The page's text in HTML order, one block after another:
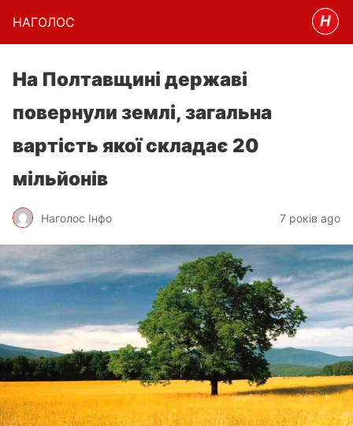
НАГОЛОC
На Полтавщині державі
повернули землі, загальна
вартість якої складає 20
мільйонів
Наголос Інфо 7 років ago